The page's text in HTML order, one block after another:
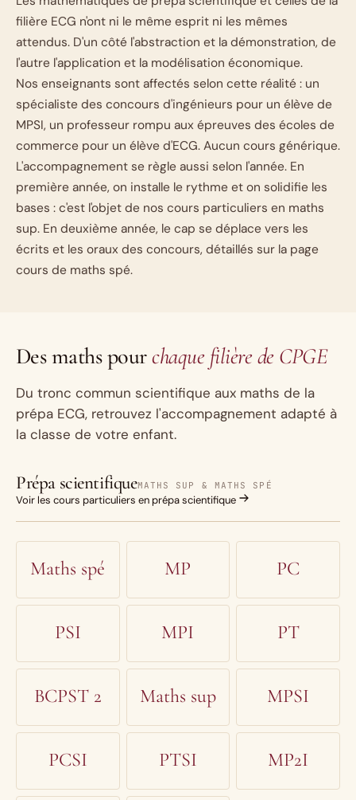
filière ECG n'ont ni le même esprit ni les mêmes
attendus. D'un côté l'abstraction et la démonstration, de
l'autre l'application et la modélisation économique.
Nos enseignants sont affectés selon cette réalité : un
spécialiste des concours d'ingénieurs pour un élève de
MPSI, un professeur rompu aux épreuves des écoles de
commerce pour un élève d'ECG. Aucun cours générique.
L'accompagnement se règle aussi selon l'année. En
première année, on installe le rythme et on solidifie les
bases : c'est l'objet de nos cours particuliers en maths
sup. En deuxième année, le cap se déplace vers les
écrits et les oraux des concours, détaillés sur la page
cours de maths spé.
Des maths pourchaque filière de CPGE
Du tronc commun scientifique aux maths de la
prépa ECG, retrouvez l'accompagnement adapté à
la classe de votre enfant.
Prépa scientifiqueMATHS SUP & MATHS SPÉ
Voir les cours particuliers en prépa scientifique
Maths spé MP PC
PSI MPI PT
BCPST 2 Maths sup MPSI
PCSI PTSI MP2I